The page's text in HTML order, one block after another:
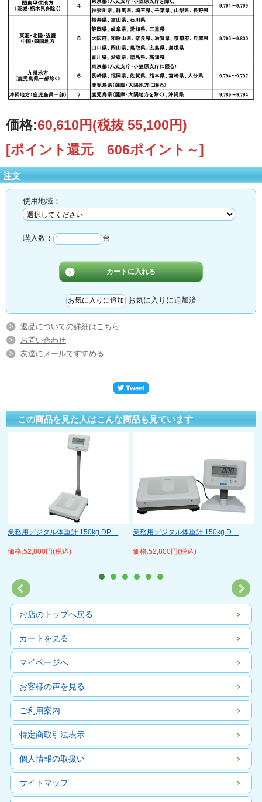
価格:60,610円(税抜 55,100円)
[ポイント還元 606ポイント～]
注文
使用地域：
購入数： 台
お気に入りに追加済
返品についての詳細はこちら
お問い合わせ
友達にメールですすめる
この商品を見た人はこんな商品も見ています
業務用デジタル体重計 150kg DP…
価格:52,800円(税込)
業務用デジタル体重計 150kg D…
価格:52,800円(税込)
お店のトップへ戻る
カートを見る
マイページへ
お客様の声を見る
ご利用案内
特定商取引法表示
個人情報の取扱い
サイトマップ